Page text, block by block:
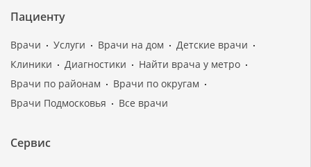
Пациенту
Врачи Услуги Врачи на дом
Детские врачи
Клиники
Диагностики
Найти врача у метро
Врачи по районам
Врачи по округам
Врачи Подмосковья
Все врачи
Сервис